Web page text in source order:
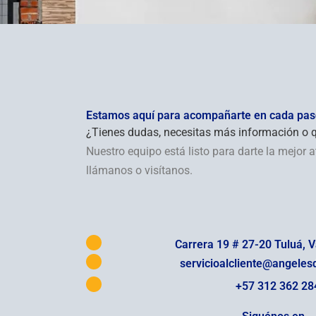
Estamos aquí para acompañarte en cada
¿Tienes dudas, necesitas más información o
Nuestro equipo está listo para darte la mejor
llámanos o visítanos.
Carrera 19 # 27-20 Tuluá,
+57 312 362